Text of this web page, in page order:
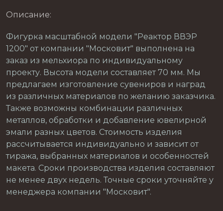
Описание:
Фигурка масштабной модели "Реактор ВВЭР
1200" от компании "Московит" выполнена на
заказ из мельхиора по индивидуальному
проекту. Высота модели составляет 70 мм. Мы
предлагаем изготовление сувениров и наград
из различных материалов по желанию заказчика.
Также возможны комбинации различных
металлов, обработки и добавление ювелирной
эмали разных цветов. Стоимость изделия
рассчитывается индивидуально и зависит от
тиража, выбранных материалов и особенностей
макета. Сроки производства изделия составляют
не менее двух недель. Точные сроки уточняйте у
менеджера компании "Московит".